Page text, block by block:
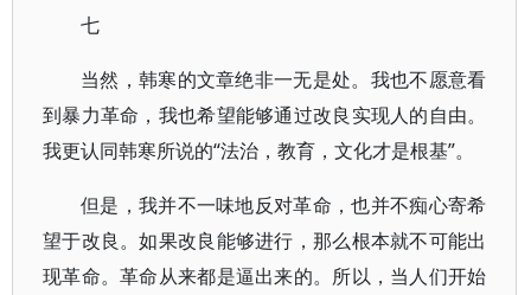
七
当然，韩寒的文章绝非一无是处。我也不愿意看
到暴力革命，我也希望能够通过改良实现人的自由。
我更认同韩寒所说的“法治，教育，文化才是根基”。
但是，我并不一味地反对革命，也并不痴心寄希
望于改良。如果改良能够进行，那么根本就不可能出
现革命。革命从来都是逼出来的。所以，当人们开始